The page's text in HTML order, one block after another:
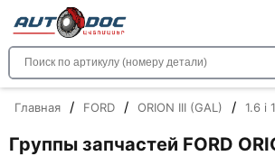
Главная / FORD / ORION III (GAL) / 1.6 i
Группы запчастей FORD